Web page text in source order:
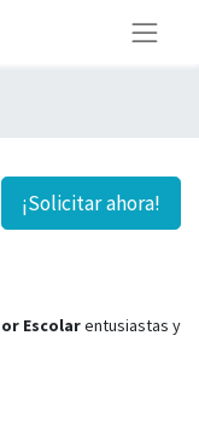
¡Solicitar ahora!
Escolarentusiastas y